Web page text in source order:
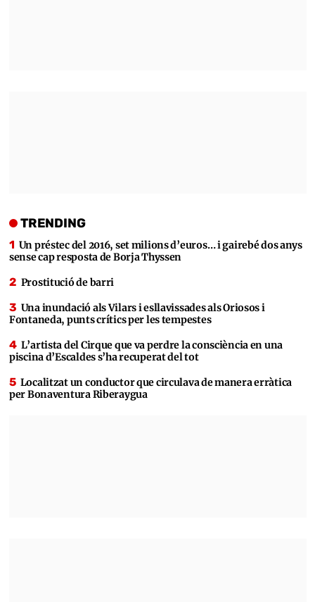
TRENDING
Un préstec del 2016, set milions d’euros… i gairebé dos anys
sense cap resposta de Borja Thyssen
Prostitució de barri
Una inundació als Vilars i esllavissades als Oriosos i
Fontaneda, punts crítics per les tempestes
L’artista del Cirque que va perdre la consciència en una
piscina d’Escaldes s’ha recuperat del tot
Localitzat un conductor que circulava de manera erràtica
per Bonaventura Riberaygua